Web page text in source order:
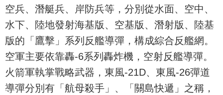
空兵、潛艇兵、岸防兵等，分別從水面、空中、
水下、陸地發射海基版、空基版、潛射版、陸基
版的「鷹擊」系列反艦導彈，構成綜合反艦網。
空軍主要依靠轟-6系列轟炸機，空射反艦導彈。
火箭軍執掌戰略武器，東風-21D、東風-26彈道
導彈分別有「航母殺手」、「關島快遞」之稱，